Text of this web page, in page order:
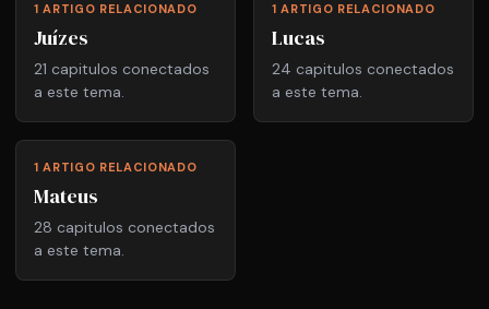
1 ARTIGO RELACIONADO
Juízes
21 capitulos conectados
a este tema.
1 ARTIGO RELACIONADO
Lucas
24 capitulos conectados
a este tema.
1 ARTIGO RELACIONADO
Mateus
28 capitulos conectados
a este tema.